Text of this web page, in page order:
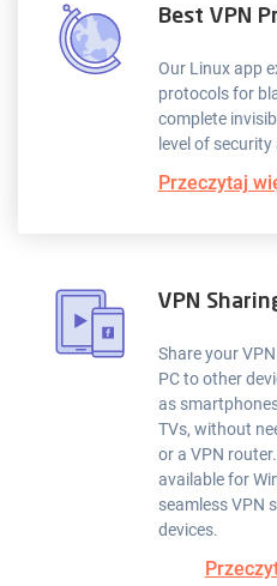
Best VPN
Our Linux app
protocols for
complete
level of
Przeczytaj
VPN
Share your
PC to other
as
TVs, without
or a VPN
available for
seamless VPN
devices.